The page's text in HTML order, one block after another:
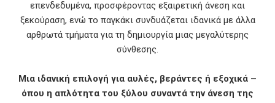
επενδεδυμένα, προσφέροντας εξαιρετική άνεση και
ξεκούραση, ενώ το παγκάκι συνδυάζεται ιδανικά με άλλα
αρθρωτά τμήματα για τη δημιουργία μιας μεγαλύτερης
σύνθεσης.
Μια ιδανική επιλογή για αυλές, βεράντες ή εξοχικά –
όπου η απλότητα του ξύλου συναντά την άνεση της